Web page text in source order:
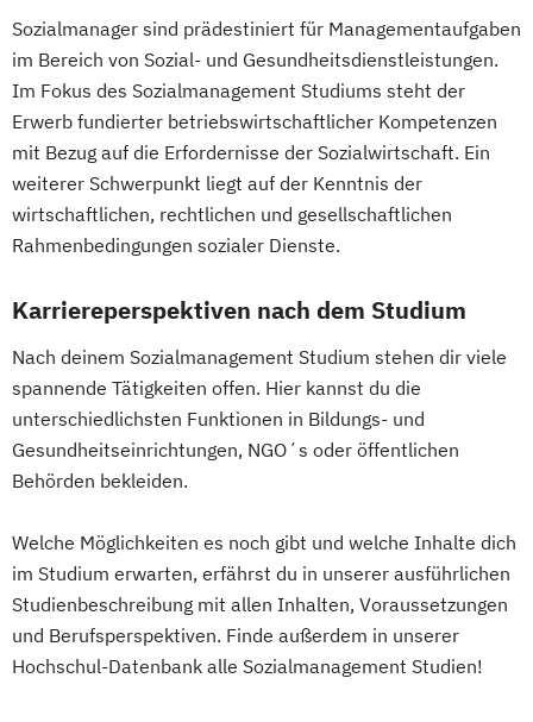
DevOps und Cloud Computing (DE/EN)
Digital Business (DE/EN)
Digital Business Management
Digital Entrepreneurship Digital Health
Digital Innovation and Intrapreneurship
Digital Product Management
Gesundheitswesen
Digitale Transformation Diätetik
E-Beratung in der Pädagogik
E-Commerce
Elektrotechnik
Engineering (DE/EN)
Ernährungswissenschaften
Erwachsenenbildung
Beratung und Personalentwicklung
Eventmanagement Facility Management
Finance
Sozialmanager sind prädestiniert für Managementaufgaben
im Bereich von Sozial- und Gesundheitsdienstleistungen.
Im Fokus des Sozialmanagement Studiums steht der
Erwerb fundierter betriebswirtschaftlicher Kompetenzen
mit Bezug auf die Erfordernisse der Sozialwirtschaft. Ein
weiterer Schwerpunkt liegt auf der Kenntnis der
wirtschaftlichen, rechtlichen und gesellschaftlichen
Rahmenbedingungen sozialer Dienste.
Karriereperspektiven nach dem Studium
Nach deinem Sozialmanagement Studium stehen dir viele
spannende Tätigkeiten offen. Hier kannst du die
unterschiedlichsten Funktionen in Bildungs- und
Gesundheitseinrichtungen, NGO´s oder öffentlichen
Behörden bekleiden.
Welche Möglichkeiten es noch gibt und welche Inhalte dich
im Studium erwarten, erfährst du in unserer ausführlichen
Studienbeschreibung mit allen Inhalten, Voraussetzungen
und Berufsperspektiven. Finde außerdem in unserer
Hochschul-Datenbank alle Sozialmanagement Studien!